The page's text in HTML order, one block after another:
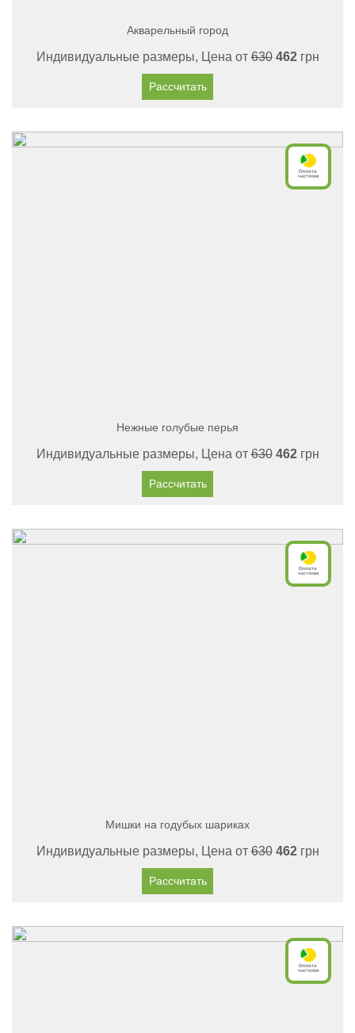
Акварельный город
Индивидуальные размеры, Цена от630 462грн
Рассчитать
Нежные голубые перья
Индивидуальные размеры, Цена от630 462грн
Рассчитать
Мишки на годубых шариках
Индивидуальные размеры, Цена от630 462грн
Рассчитать